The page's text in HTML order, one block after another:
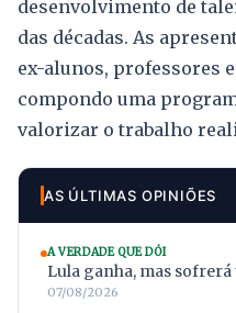
desenvolvimento de
das décadas. As
ex-alunos, professores
compondo uma
valorizar o trabalho
AS ÚLTIMAS OPINIÕES
A VERDADE QUE DÓI
Lula ganha, mas
07/08/2026